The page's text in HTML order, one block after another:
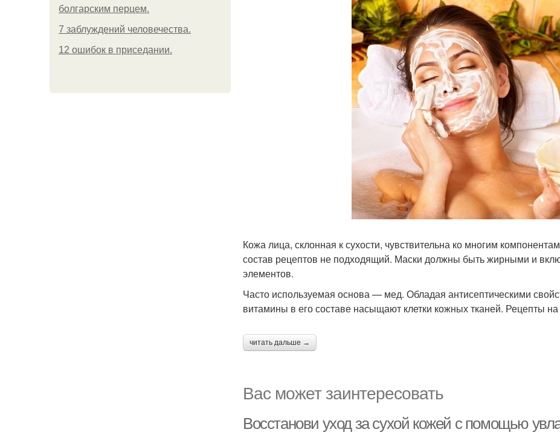
болгарским перцем.
7 заблуждений человечества.
12 ошибок в приседании.
Кожа лица, склонная к сухости, чувствительна ко многим
состав рецептов не подходящий. Маски должны быть жирными и
элементов.
Часто используемая основа — мед. Обладая антисептическими
витамины в его составе насыщают клетки кожных тканей. Рецепты
читать дальше →
Вас может заинтересовать
Восстанови уход за сухой кожей с помощью